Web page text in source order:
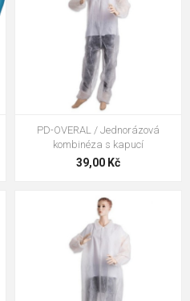
PD-OVERAL / Jednorázová
kombinéza s kapucí
39,00 Kč